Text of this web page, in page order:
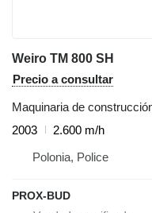
Weiro TM 800 SH
Precio a consultar
Maquinaria de
2003
2.600 m/h
Polonia, Police
PROX-BUD